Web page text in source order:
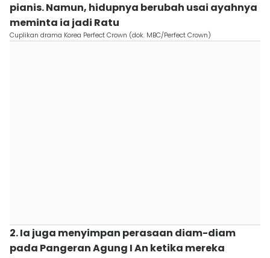
pianis. Namun, hidupnya berubah usai ayahnya
meminta ia jadi Ratu
Cuplikan drama Korea Perfect Crown (dok. MBC/Perfect Crown)
2. Ia juga menyimpan perasaan diam-diam
pada Pangeran Agung I An ketika mereka